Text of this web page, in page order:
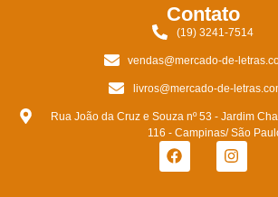
Contato
(19) 3241-7514
vendas@mercado-de-
livros@mercado-de-
Rua João da Cruz e Souza nº 53 - Jardim
116 - Campinas/ São